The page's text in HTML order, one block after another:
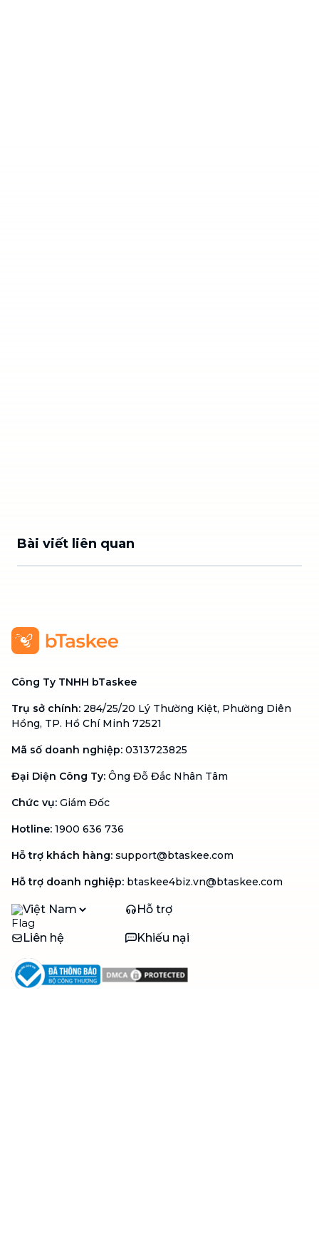
Bài viết liên quan
Công Ty TNHH bTaskee
Trụ sở chính: 284/25/20 Lý Thường Kiệt, Phường Diên
Hồng, TP. Hồ Chí Minh 72521
Mã số doanh nghiệp: 0313723825
Đại Diện Công Ty: Ông Đỗ Đắc Nhân Tâm
Chức vụ: Giám Đốc
Hotline: 1900 636 736
Hỗ trợ khách hàng: support@btaskee.com
Hỗ trợ doanh nghiệp: btaskee4biz.vn@btaskee.com
Việt Nam Hỗ trợ
Liên hệ Khiếu nại